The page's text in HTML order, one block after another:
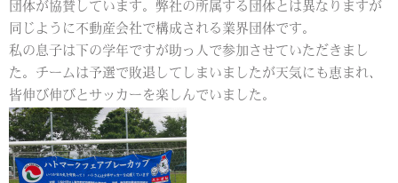
団体が協賛しています。弊社の所属する団体とは異なりますが
同じように不動産会社で構成される業界団体です。
私の息子は下の学年ですが助っ人で参加させていただきまし
た。チームは予選で敗退してしまいましたが天気にも恵まれ、
皆伸び伸びとサッカーを楽しんでいました。